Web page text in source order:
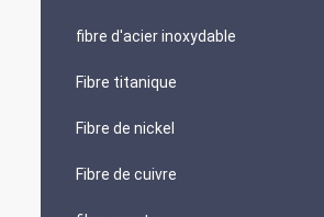
fibre d'acier inoxydable
Fibre titanique
Fibre de nickel
Fibre de cuivre